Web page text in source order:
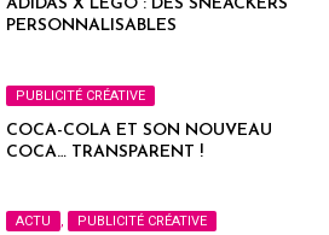
ADIDAS X LEGO : DES SNEACKERS
PERSONNALISABLES
PUBLICITÉ CRÉATIVE
COCA-COLA ET SON NOUVEAU
COCA… TRANSPARENT !
ACTU , PUBLICITÉ CRÉATIVE